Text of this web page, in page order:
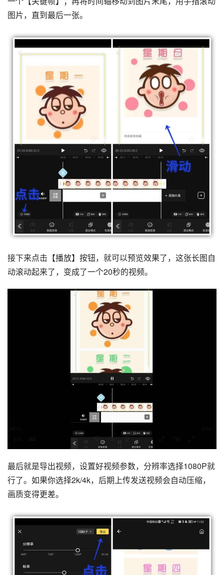
图片，直到最后一张。
接下来点击【播放】按钮，就可以预览效果了，这张长图自
动滚动起来了，变成了一个20秒的视频。
最后就是导出视频，设置好视频参数，分辨率选择1080P就
行了。如果你选择2k/4k，后期上传发送视频会自动压缩，
画质变得更差。